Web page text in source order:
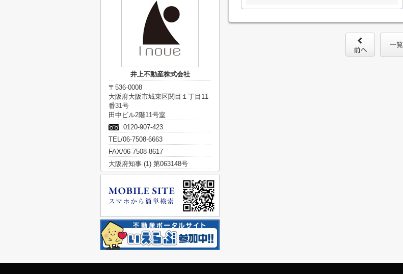
一
井上不動産株式会社
〒536-0008
大阪府大阪市城東区関目１丁目11
番31号
田中ビル2階11号室
0120-907-423
TEL/06-7508-6663
FAX/06-7508-8617
大阪府知事 (1) 第063148号